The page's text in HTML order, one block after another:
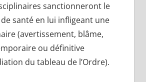
sanctionneront le
santé en lui infligeant une
(avertissement, blâme,
ou définitive
du tableau de l’Ordre).